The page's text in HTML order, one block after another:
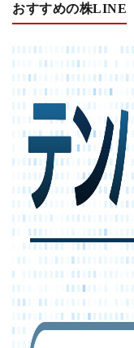
おすすめの株LINE